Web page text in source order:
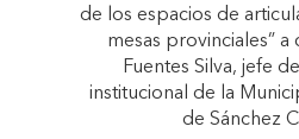
de los espacios de
mesas provinciales”
Fuentes Silva, jefe
institucional de la
de Sánchez